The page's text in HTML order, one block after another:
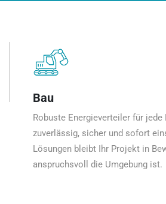
Bau
Robuste Energieverteiler für jede
zuverlässig, sicher und sofort
Lösungen bleibt Ihr Projekt in
anspruchsvoll die Umgebung ist.